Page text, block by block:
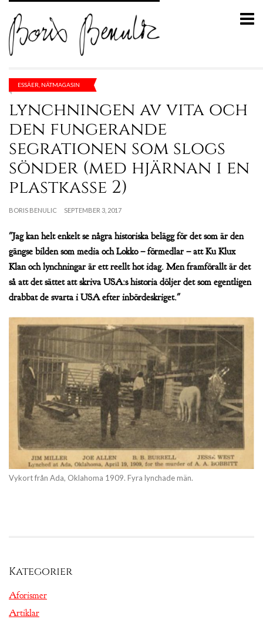
ESSÄER NÄTMAGASIN
lynchningen av vita och
den fungerande
segrationen som slogs
sönder (med hjärnan i en
plastkasse 2)
BORIS BENULIC SEPTEMBER 3, 2017
"Jag kan helt enkelt se några historiska belägg för det som är den
gängse bilden som media och Lokko – förmedlar – att Ku Klux
Klan och lynchningar är ett reellt hot idag. Men framförallt är det
så att det sättet att skriva USA:s historia döljer det som egentligen
drabbat de svarta i USA efter inbördeskriget."
Vykort från Ada, Oklahoma 1909. Fyra lynchade män.
Kategorier
Aforismer
Artiklar